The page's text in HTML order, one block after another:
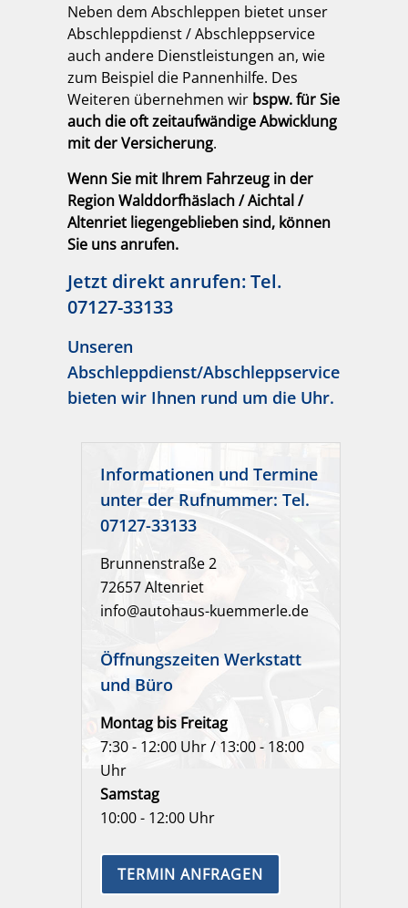
Neben dem Abschleppen bietet unser
Abschleppdienst / Abschleppservice
auch andere Dienstleistungen an, wie
zum Beispiel die Pannenhilfe. Des
Weiteren übernehmen wir bspw. für Sie
auch die oft zeitaufwändige Abwicklung
mit der Versicherung.
Wenn Sie mit Ihrem Fahrzeug in der
Region Walddorfhäslach / Aichtal /
Altenriet liegengeblieben sind, können
Sie uns anrufen.
Jetzt direkt anrufen: Tel.
07127-33133
Unseren
Abschleppdienst/Abschleppservice
bieten wir Ihnen rund um die Uhr.
Informationen und Termine
unter der Rufnummer: Tel.
07127-33133
Brunnenstraße 2
72657 Altenriet
info@autohaus-kuemmerle.de
Öffnungszeiten Werkstatt
und Büro
Montag bis Freitag
7:30 - 12:00 Uhr / 13:00 - 18:00
Uhr
Samstag
10:00 - 12:00 Uhr
TERMIN ANFRAGEN